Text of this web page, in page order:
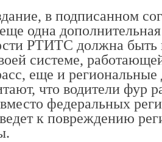
в подписанном
одна
РТИТС должна быть
системе,
еще и
что водители фур
федеральных
к повреждению